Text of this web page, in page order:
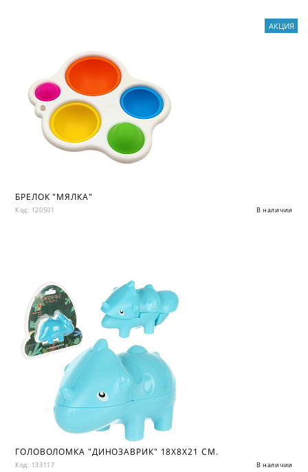
БРЕЛОК "МЯЛКА"
Код: 120501 В наличии
АКЦИЯ
ГОЛОВОЛОМКА "ДИНОЗАВРИК" 18Х8Х21 СМ.
Код: 133117 В наличии